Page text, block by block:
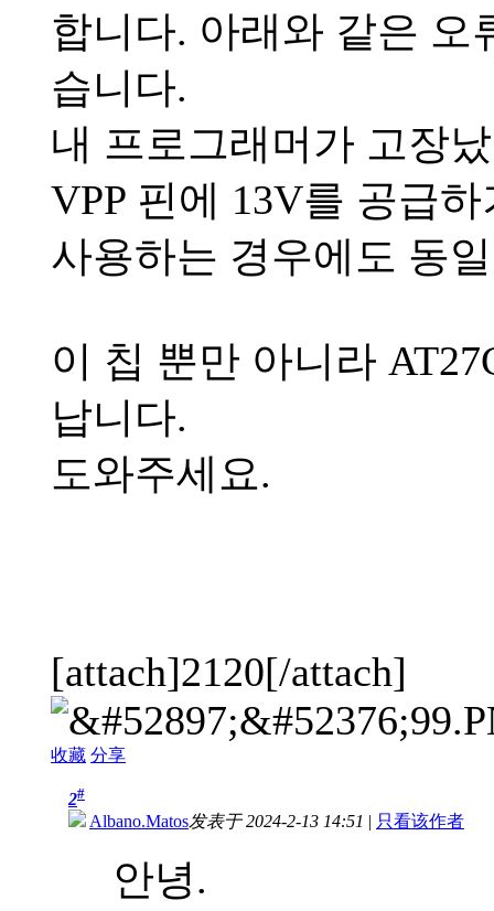
합니다. 아래와 같은 오
습니다.
내 프로그래머가 고장
VPP 핀에 13V를 공급
사용하는 경우에도 동
이 칩 뿐만 아니라
납니다.
도와주세요.
[attach]2120[/attach]
收藏 分享
2#
Albano.Matos发表于 2024-2-13 14:51 | 只看该作者
안녕.